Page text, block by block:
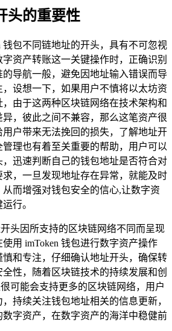
头的重要性
钱包不同链地址的开头，具有不可忽视
资产转账这一关键操作时，正确识别
导航一般，避免因地址输入错误而导
设想一下，如果用户不慎将以太坊资
由于这两种区块链网络在技术架构和
，彼此之间不兼容，那么这笔资产很
户带来无法挽回的损失，了解地址开
理也有着至关重要的帮助，用户可以
迅速判断自己的钱包地址是否符合对
，一旦发现地址存在异常，就能及时
而增强对钱包安全的信心,让数字资
行。
头因所支持的区块链网络不同而呈现
用 imToken 钱包进行数字资产操作
和专注，仔细确认地址开头，确保转
性，随着区块链技术的持续发展和创
可能会支持更多的区块链网络，用户
持续关注钱包地址相关的信息更新，
字资产，在数字资产的海洋中稳健前